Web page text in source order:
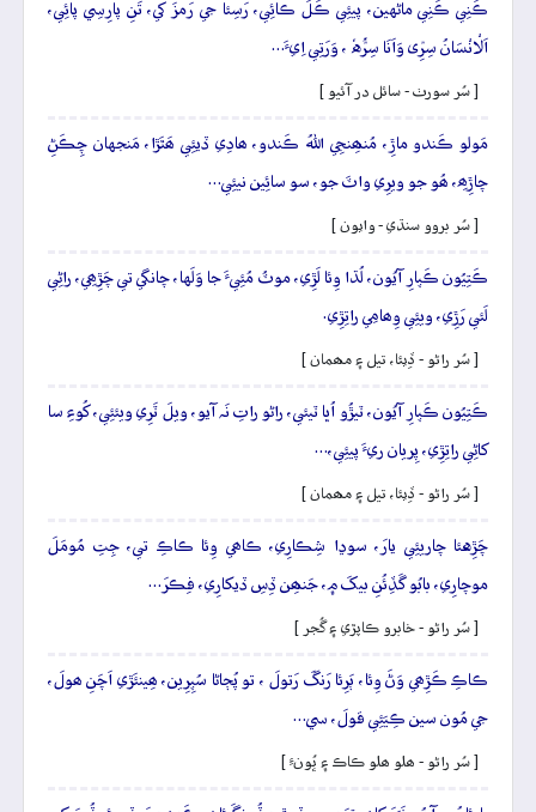
ڪَنِي ڪَنِي ماڻهين، پيئِي ڪَلَ ڪائِي، رَسِئا جي رَمزَ کي، تَنِ پارِسِي پائِي،
اَلْاِنْسَانُ سِرِّی وَاَنَا سِرُّهٗ ، وَرَتِي اِيءَ…
[ سُر سورٺ - سائل در آئيو ]
مَولو ڪَندو ماڙِ، مُنھِنجِي اللهُ ڪَندو، ھادِي ڏيئِي ھَٿَڙا، مَنجهان چِڪَڻِ
چاڙِھِ، ھُو جو ويرِي واٽَ جو، سو سائِين نيئِي…
[ سُر بروو سنڌي - وايون ]
ڪَتِيُون ڪَپارِ آيُون، لُڌا وِئا لَڙِي، موٽُ مُئِيءَ جا وَلَها، چانگي تي چَڙِھِي، راڻِي
لَئي رَڙِي، ويئِي وِھامِي راتِڙِي.
[ سُر راڻو - ڏِيئا، تيل ۽ مھمان ]
ڪَتِيُون ڪَپارِ آيُون، ٽيڙُو اُڀا ٽيئي، راڻو راتِ نَہ آيو، ويلَ ٽَرِي ويئئِي، کُوءِ سا
کاڻِي راتِڙِي، پِريان ريءَ پيئِي،…
[ سُر راڻو - ڏِيئا، تيل ۽ مھمان ]
چَڙِهئا چاريئِي يارَ، سوڍا شِڪارِي، ڪاھي وِئا ڪاڪِ تي، جِتِ مُومَلَ
موچارِي، بابُو گَڏِئُنِ بيکَ ۾، جَنھِن ڏِسِ ڏيکارِي، فِڪرَ…
[ سُر راڻو - خابرو ڪاپڙي ۽ گُجر ]
ڪاڪِ ڪَڙِھي وَڻَ وِئا، ٻَرِئا رَنگَ رَتولَ ، تو پُڄاڻا سُپِرِين، ھِينئَڙي اَچَنِ ھولَ،
جي مُون سين ڪِيَئِي قولَ، سي…
[ سُر راڻو - ھلو ھلو ڪاڪ ۽ ڀُونءِ ]